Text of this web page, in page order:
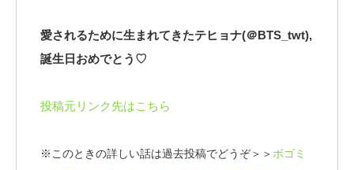
愛されるために生まれてきたテヒョナ(＠BTS_twt),
誕生日おめでとう♡
投稿元リンク先はこちら
※このときの詳しい話は過去投稿でどうぞ＞＞ボゴミ